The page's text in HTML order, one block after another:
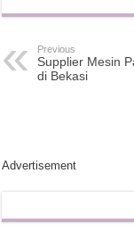
Previous
Supplier Mesin
di Bekasi
Advertisement